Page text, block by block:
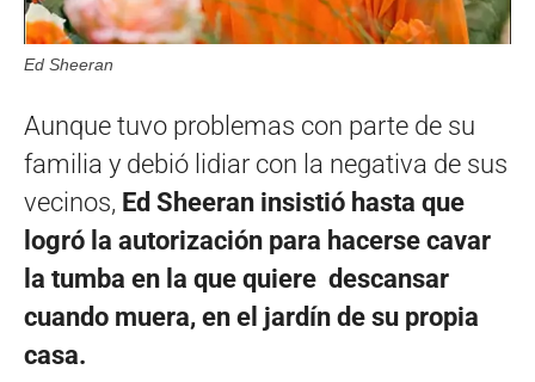
Ed Sheeran
Aunque tuvo problemas con parte de su
familia y debió lidiar con la negativa de sus
vecinos, Ed Sheeran insistió hasta que
logró la autorización para hacerse cavar
la tumba en la que quiere descansar
cuando muera, en el jardín de su propia
casa.